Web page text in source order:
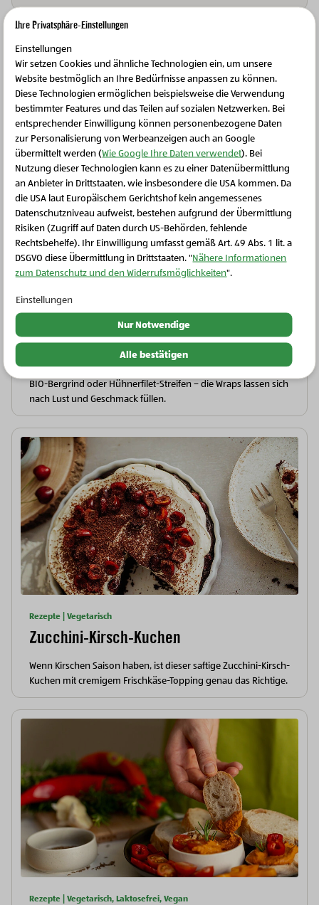
Weitere Rezepte
Sommerliche Steak-Grill-Wraps
Saftig gegrilltes Steak, knackiges Gemüse, würziges
Chimichurri und cremige Joghurtsauce: Diese sommerlichen
Grill-Wraps sind ideal für gemütliche Abende im Freien. Ob mit
BIO-Bergrind oder Hühnerfilet-Streifen – die Wraps lassen sich
nach Lust und Geschmack füllen.
Rezepte | Vegetarisch
Zucchini-Kirsch-Kuchen
Wenn Kirschen Saison haben, ist dieser saftige Zucchini-Kirsch-
Kuchen mit cremigem Frischkäse-Topping genau das Richtige.
Rezepte | Vegetarisch, Laktosefrei, Vegan
Schließen Sie dieses Feld
Ihre Privatsphäre-Einstellungen
Einstellungen
Wir setzen Cookies und ähnliche Technologien ein, um unsere
Website bestmöglich an Ihre Bedürfnisse anpassen zu können.
Diese Technologien ermöglichen beispielsweise die Verwendung
bestimmter Features und das Teilen auf sozialen Netzwerken. Bei
entsprechender Einwilligung können personenbezogene Daten
zur Personalisierung von Werbeanzeigen auch an Google
übermittelt werden (Wie Google Ihre Daten verwendet). Bei
Nutzung dieser Technologien kann es zu einer Datenübermittlung
an Anbieter in Drittstaaten, wie insbesondere die USA kommen. Da
die USA laut Europäischem Gerichtshof kein angemessenes
Datenschutzniveau aufweist, bestehen aufgrund der Übermittlung
Risiken (Zugriff auf Daten durch US-Behörden, fehlende
Rechtsbehelfe). Ihr Einwilligung umfasst gemäß Art. 49 Abs. 1 lit. a
DSGVO diese Übermittlung in Drittstaaten. "Nähere Informationen
zum Datenschutz und den Widerrufsmöglichkeiten".
Einstellungen
Nur Notwendige
Alle bestätigen